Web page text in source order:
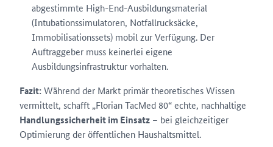
abgestimmte High-End-Ausbildungsmaterial
(Intubationssimulatoren, Notfallrucksäcke,
Immobilisationssets) mobil zur Verfügung. Der
Auftraggeber muss keinerlei eigene
Ausbildungsinfrastruktur vorhalten.
Fazit:Während der Markt primär theoretisches Wissen
vermittelt, schafft „Florian TacMed 80“ echte, nachhaltige
Handlungssicherheit im Einsatz – bei gleichzeitiger
Optimierung der öffentlichen Haushaltsmittel.